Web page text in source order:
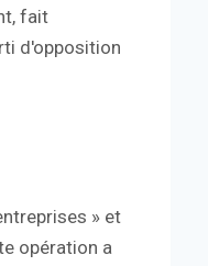
fait
d'opposition
» et
opération a